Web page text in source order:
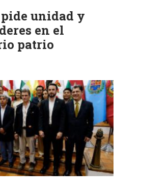
unidad y
en el
patrio